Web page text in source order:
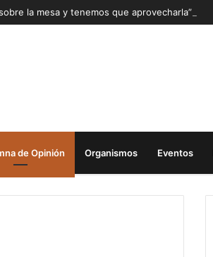
la mesa y tenemos que aprovecharla”
de Opinión Organismos Eventos